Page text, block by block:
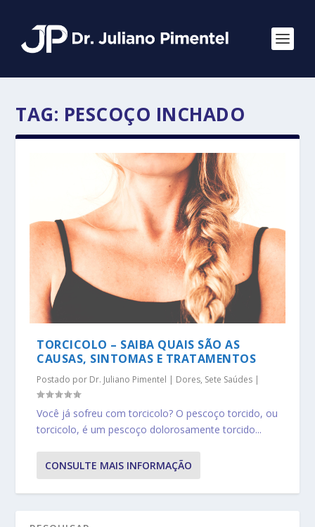
TAG: PESCOÇO INCHADO
TORCICOLO – SAIBA QUAIS SÃO AS
CAUSAS, SINTOMAS E TRATAMENTOS
Postado por Dr. Juliano Pimentel | Dores, Sete Saúdes |
Você já sofreu com torcicolo? O pescoço torcido, ou
torcicolo, é um pescoço dolorosamente torcido...
CONSULTE MAIS INFORMAÇÃO